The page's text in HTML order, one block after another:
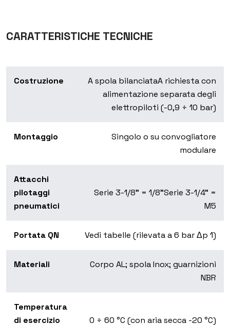
CARATTERISTICHE TECNICHE
Costruzione A spola bilanciataA richiesta con
alimentazione separata degli
elettropiloti (-0,9 ÷ 10 bar)
Montaggio
Singolo o su convogliatore
modulare
Attacchi
pilotaggi
pneumatici
Serie 3-1/8” = 1/8”Serie 3-1/4” =
M5
Portata QN Vedi tabelle (rilevata a 6 bar Δp 1)
Materiali
Corpo AL; spola Inox; guarnizioni
NBR
Temperatura
di esercizio
0 ÷ 60 °C (con aria secca -20 °C)